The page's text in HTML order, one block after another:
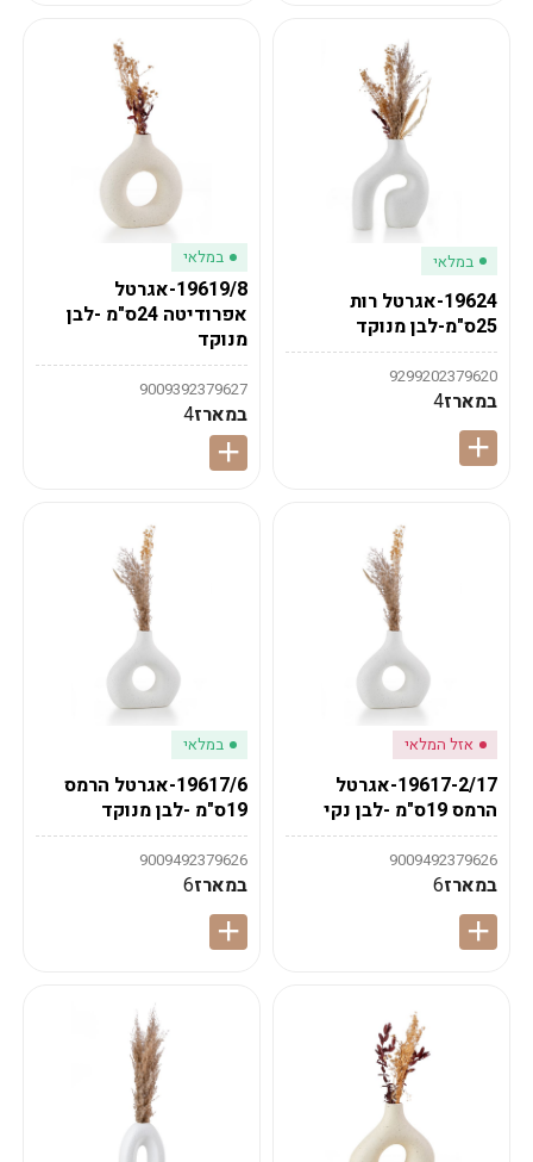
במלאי
19624-אגרטל רות
25ס"מ-לבן מנוקד
9299202379620
במארז4
במלאי
19619/8-אגרטל
אפרודיטה 24ס"מ -לבן
מנוקד
9009392379627
במארז4
אזל המלאי
19617-2/17-אגרטל
הרמס 19ס"מ -לבן נקי
9009492379626
במארז6
במלאי
19617/6-אגרטל הרמס
19ס"מ -לבן מנוקד
9009492379626
במארז6